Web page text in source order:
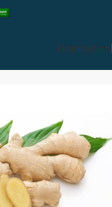
Nomination